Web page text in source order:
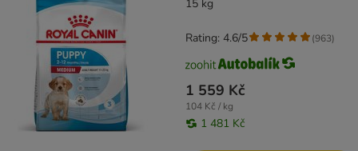
15 kg
1 559 Kč
104 Kč / kg
1 481 Kč
Rating: 4.6/5 (963)